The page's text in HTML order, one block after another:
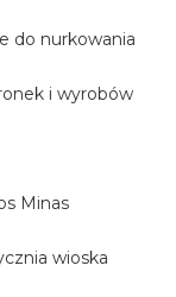
do nurkowania
i wyrobów
Minas
wioska